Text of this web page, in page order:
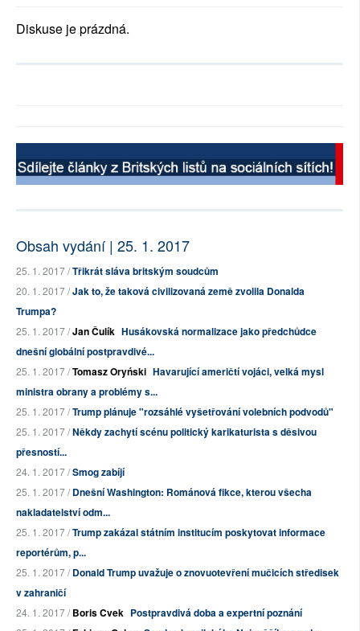
Diskuse je prázdná.
Obsah vydání | 25. 1. 2017
25. 1. 2017 /Třikrát sláva britským soudcům
20. 1. 2017 /Jak to, že taková civilizovaná země zvolila Donalda
Trumpa?
25. 1. 2017 /Jan Čulík Husákovská normalizace jako předchůdce
dnešní globální postpravdivé...
25. 1. 2017 /Tomasz Oryński Havarující američtí vojáci, velká mysl
ministra obrany a problémy s...
25. 1. 2017 /Trump plánuje "rozsáhlé vyšetřování volebních podvodů"
25. 1. 2017 /Někdy zachytí scénu politický karikaturista s děsivou
přesností...
24. 1. 2017 /Smog zabíjí
25. 1. 2017 /Dnešní Washington: Románová fikce, kterou všecha
nakladatelství odm...
25. 1. 2017 /Trump zakázal státním institucím poskytovat informace
reportérům, p...
25. 1. 2017 /Donald Trump uvažuje o znovuotevření mučicích středisek
v zahraničí
24. 1. 2017 /Boris Cvek Postpravdivá doba a expertní poznání